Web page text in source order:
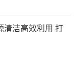
清洁高效利用 打